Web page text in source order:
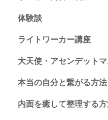
体験談
ライトワーカー講座
大天使・アセンデット
本当の自分と繋がる方法
内面を癒して整理する